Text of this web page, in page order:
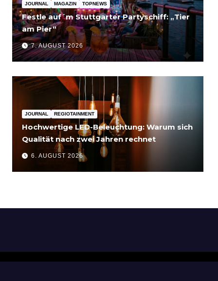
JOURNAL MAGAZIN TOPNEWS
Festle auf´m Stuttgarter Partyschiff: „Tier
am Pier“
7. AUGUST 2026
JOURNAL REGIOTAINMENT
Hochwertige LED-Beleuchtung: Warum sich
Qualität nach zwei Jahren rechnet
6. AUGUST 2026